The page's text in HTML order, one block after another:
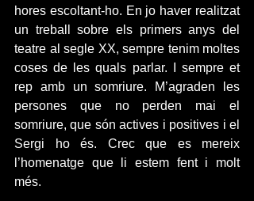
hores escoltant-ho. En jo haver realitzat
un treball sobre els primers anys del
teatre al segle XX, sempre tenim moltes
coses de les quals parlar. I sempre et
rep amb un somriure. M’agraden les
persones que no perden mai el
somriure, que són actives i positives i el
Sergi ho és. Crec que es mereix
l’homenatge que li estem fent i molt
més.